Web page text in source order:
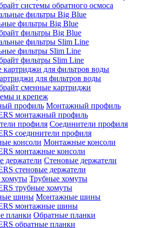
системы обратного осмоса
фильтры Big Blue
фильтры Big Blue
фильтры Slim Line
фильтры Slim Line
для фильтров воды
сменные картриджи
и крепеж
Монтажный профиль
монтажный профиль
Соединители профиля
соединители профиля
Монтажные консоли
монтажные консоли
Стеновые держатели
стеновые держатели
Трубные хомуты
трубные хомуты
Монтажные шины
монтажные шины
Обратные планки
обратные планки